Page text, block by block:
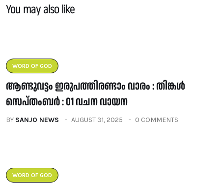
You may also like
WORD OF GOD
ആണ്ടുവട്ടം ഇരുപത്തിരണ്ടാം വാരം : തിങ്കൾ
സെപ്തംബർ : 01 വചന വായന
BY SANJO NEWS AUGUST 31, 2025 0 COMMENTS
WORD OF GOD